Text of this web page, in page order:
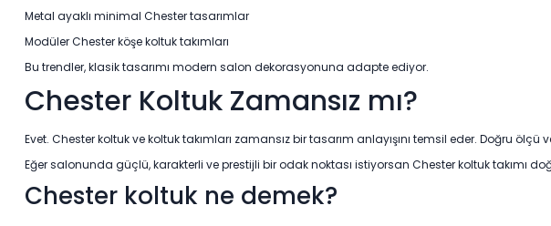
Metal ayaklı minimal Chester tasarımlar
Modüler Chester köşe koltuk takımları
Bu trendler, klasik tasarımı modern salon dekorasyonuna adapte ediyor.
Chester Koltuk Zamansız mı?
Evet. Chester koltuk ve koltuk takımları zamansız bir tasarım anlayışını temsil eder. Doğru
Eğer salonunda güçlü, karakterli ve prestijli bir odak noktası istiyorsan Chester koltuk takımı
Chester koltuk ne demek?